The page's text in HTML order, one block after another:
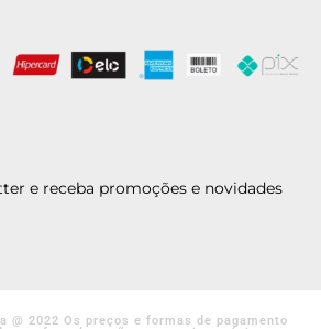
e receba promoções e novidades
@ 2022 Os preços e formas de pagamento